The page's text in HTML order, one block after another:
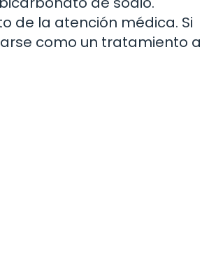
de la atención médica. Si
como un tratamiento a